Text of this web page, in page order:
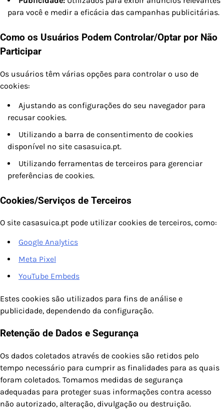
para você e medir a eficácia das campanhas publicitárias.
Como os Usuários Podem Controlar/Optar por Não
Participar
Os usuários têm várias opções para controlar o uso de
cookies:
Ajustando as configurações do seu navegador para
recusar cookies.
Utilizando a barra de consentimento de cookies
disponível no site casasuica.pt.
Utilizando ferramentas de terceiros para gerenciar
preferências de cookies.
Cookies/Serviços de Terceiros
O site casasuica.pt pode utilizar cookies de terceiros, como:
Google Analytics
Meta Pixel
YouTube Embeds
Estes cookies são utilizados para fins de análise e
publicidade, dependendo da configuração.
Retenção de Dados e Segurança
Os dados coletados através de cookies são retidos pelo
tempo necessário para cumprir as finalidades para as quais
foram coletados. Tomamos medidas de segurança
adequadas para proteger suas informações contra acesso
não autorizado, alteração, divulgação ou destruição.